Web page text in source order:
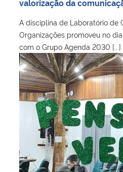
Ministério de Minas e Energia
Ministério da Ciência, Tecnologia,
Ministério do Meio Ambiente
Ministério do Turismo
Ministério do Desenvolvimento Regional
Controladoria-Geral da União
valorização da
A disciplina de Laboratório de
Organizações promoveu no
com o Grupo Agenda 2030 [...]